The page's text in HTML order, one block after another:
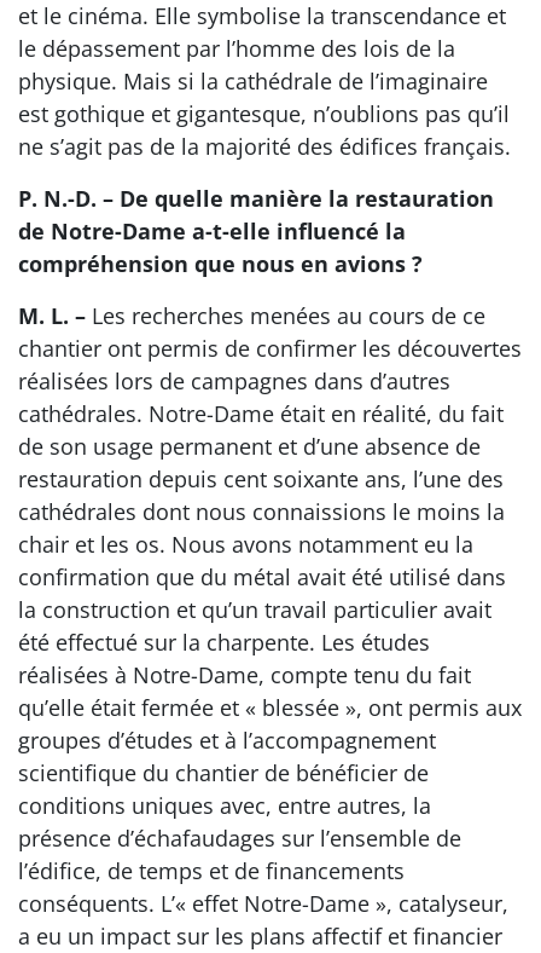
et le cinéma. Elle symbolise la transcendance et
le dépassement par l’homme des lois de la
physique. Mais si la cathédrale de l’imaginaire
est gothique et gigantesque, n’oublions pas qu’il
ne s’agit pas de la majorité des édifices français.
P. N.-D. – De quelle manière la restauration
de Notre-Dame a-t-elle influencé la
compréhension que nous en avions ?
M. L. – Les recherches menées au cours de ce
chantier ont permis de confirmer les découvertes
réalisées lors de campagnes dans d’autres
cathédrales. Notre-Dame était en réalité, du fait
de son usage permanent et d’une absence de
restauration depuis cent soixante ans, l’une des
cathédrales dont nous connaissions le moins la
chair et les os. Nous avons notamment eu la
confirmation que du métal avait été utilisé dans
la construction et qu’un travail particulier avait
été effectué sur la charpente. Les études
réalisées à Notre-Dame, compte tenu du fait
qu’elle était fermée et « blessée », ont permis aux
groupes d’études et à l’accompagnement
scientifique du chantier de bénéficier de
conditions uniques avec, entre autres, la
présence d’échafaudages sur l’ensemble de
l’édifice, de temps et de financements
conséquents. L’« effet Notre-Dame », catalyseur,
a eu un impact sur les plans affectif et financier